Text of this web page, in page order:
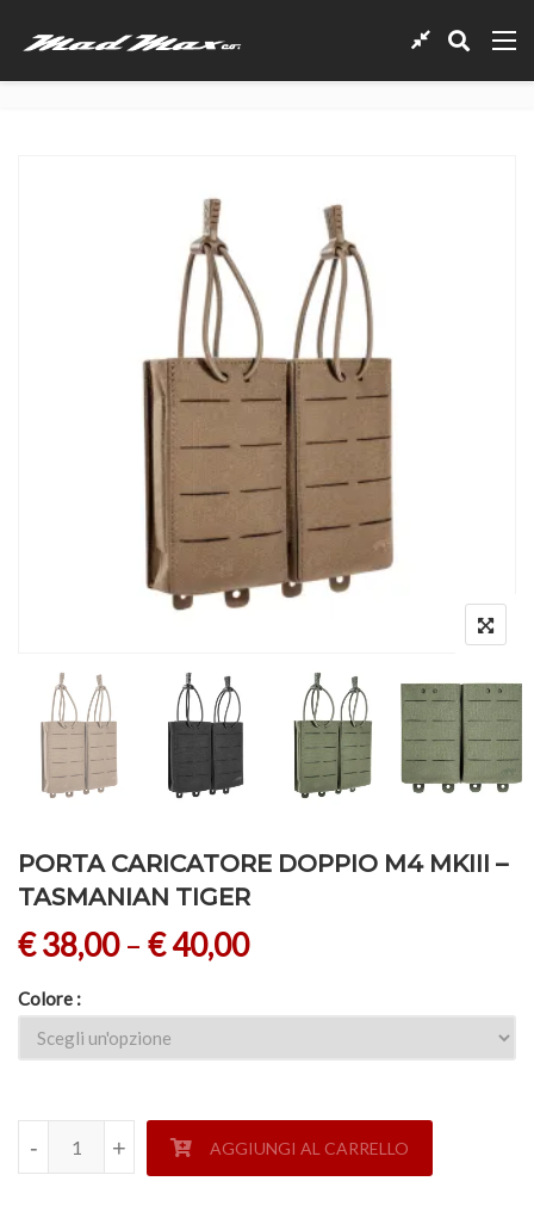
PORTA CARICATORE DOPPIO M4 MKIII –
TASMANIAN TIGER
€38,00– €40,00
Colore
PORTA CARICATORE DOPPIO M4 MKIII - TASMANIAN
+
- +
- AGGIUNGI AL CARRELLO